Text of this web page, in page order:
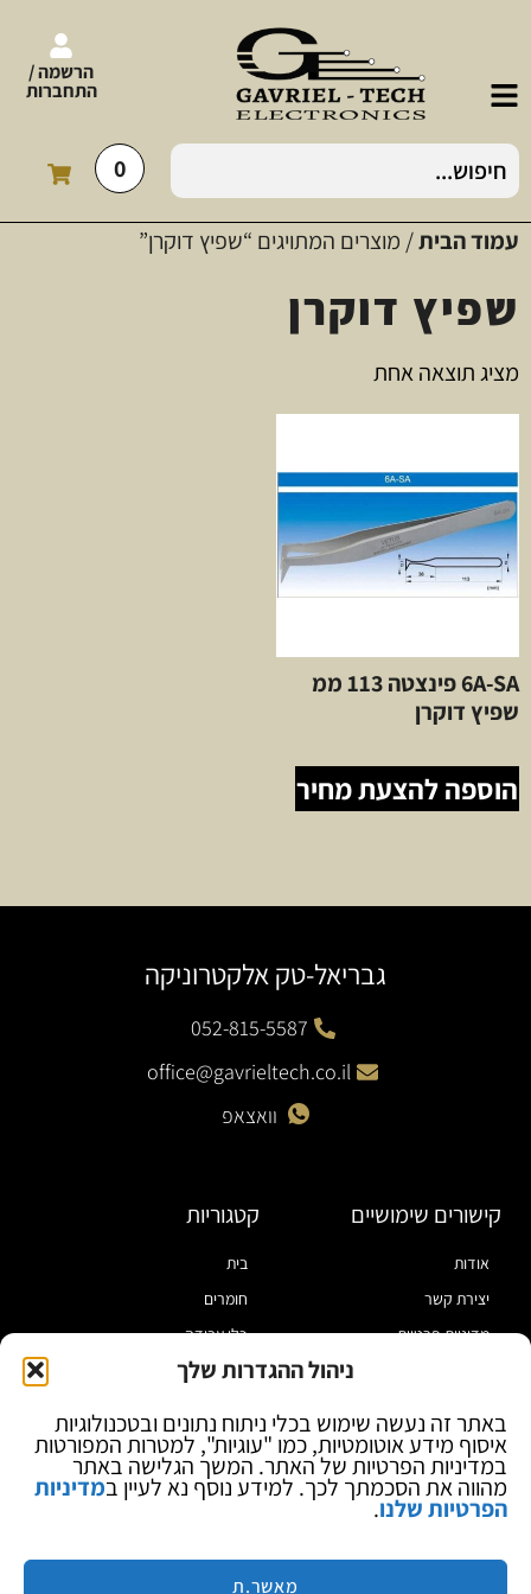
ניהול ההגדרות שלך
באתר זה נעשה שימוש בכלי ניתוח נתונים ובטכנולוגיות
איסוף מידע אוטומטיות, כמו "עוגיות", למטרות המפורטות
במדיניות הפרטיות של האתר. המשך הגלישה באתר
מהווה את הסכמתך לכך. למידע נוסף נא לעיין במדיניות
הפרטיות שלנו.
מאשר.ת
הרשמה /
התחברות
0
עמוד הבית/ מוצרים המתויגים “שפיץ דוקרן”
שפיץ דוקרן
מציג תוצאה אחת
6A-SA פינצטה 113 ממ
שפיץ דוקרן
הוספה להצעת מחיר
גבריאל-טק אלקטרוניקה
052-815-5587
office@gavrieltech.co.il
וואצאפ
קישורים שימושיים
אודות
יצירת קשר
מדיניות פרטיות
בלוג
קטגוריות
בית
חומרים
כלי עבודה
מוצרי הלחמה
ספקי כח ומודדים
ציוד אופטי להגדלה
מותגים